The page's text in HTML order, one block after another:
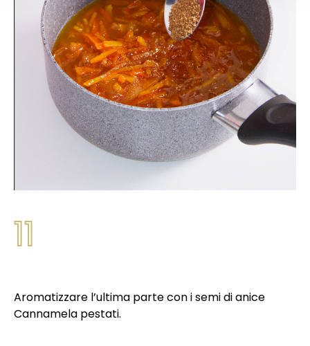
11
Aromatizzare l’ultima parte con i semi di anice
Cannamela pestati.